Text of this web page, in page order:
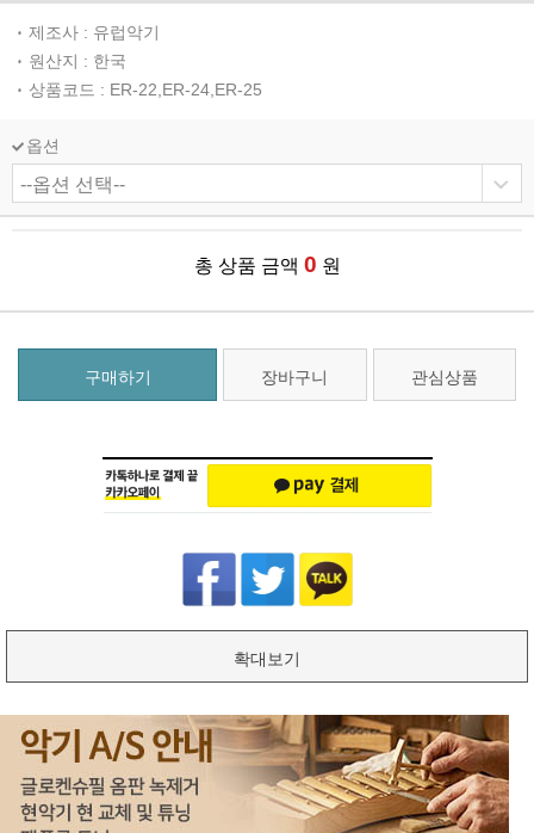
제조사 : 유럽악기
원산지 : 한국
상품코드 : ER-22,ER-24,ER-25
옵션
총 상품 금액 0 원
구매하기 장바구니 관심상품
확대보기